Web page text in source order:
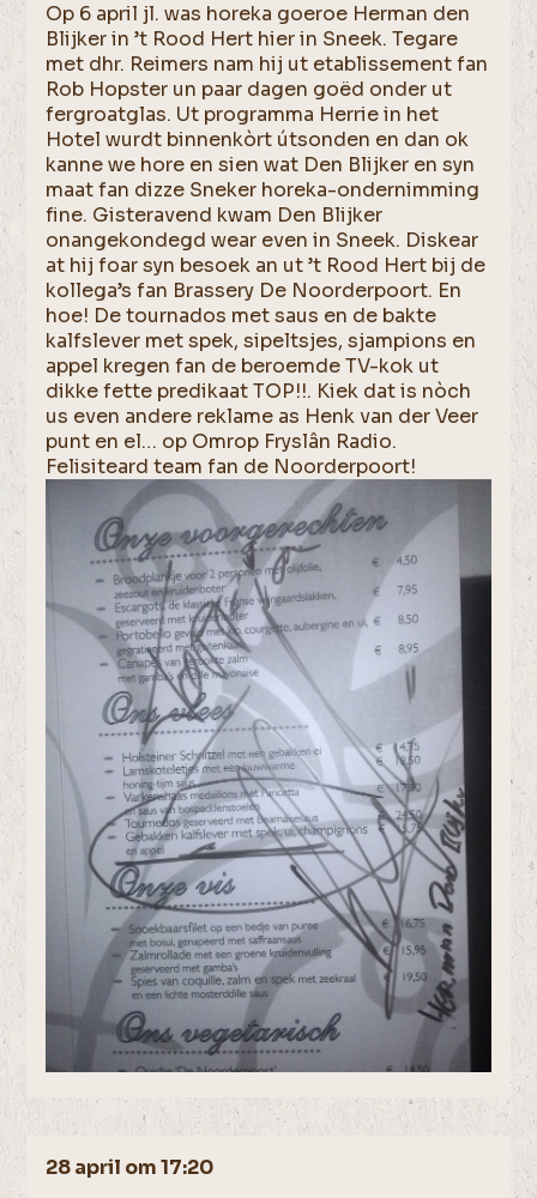
Op 6 april jl. was horeka goeroe Herman den
Blijker in ’t Rood Hert hier in Sneek. Tegare
met dhr. Reimers nam hij ut etablissement fan
Rob Hopster un paar dagen goëd onder ut
fergroatglas. Ut programma Herrie in het
Hotel wurdt binnenkòrt útsonden en dan ok
kanne we hore en sien wat Den Blijker en syn
maat fan dizze Sneker horeka-ondernimming
fine. Gisteravend kwam Den Blijker
onangekondegd wear even in Sneek. Diskear
at hij foar syn besoek an ut ’t Rood Hert bij de
kollega’s fan Brassery De Noorderpoort. En
hoe! De tournados met saus en de bakte
kalfslever met spek, sipeltsjes, sjampions en
appel kregen fan de beroemde TV-kok ut
dikke fette predikaat TOP!!. Kiek dat is nòch
us even andere reklame as Henk van der Veer
punt en el… op Omrop Fryslân Radio.
Felisiteard team fan de Noorderpoort!
28 april om 17:20